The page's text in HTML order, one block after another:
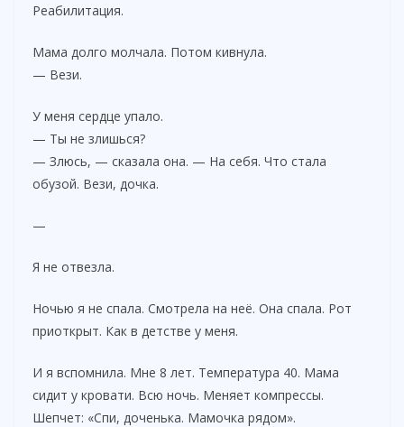
Реабилитация.
Мама долго молчала. Потом кивнула.
— Вези.
У меня сердце упало.
— Ты не злишься?
— Злюсь, — сказала она. — На себя. Что стала
обузой. Вези, дочка.
—
Я не отвезла.
Ночью я не спала. Смотрела на неё. Она спала. Рот
приоткрыт. Как в детстве у меня.
И я вспомнила. Мне 8 лет. Температура 40. Мама
сидит у кровати. Всю ночь. Меняет компрессы.
Шепчет: «Спи, доченька. Мамочка рядом».